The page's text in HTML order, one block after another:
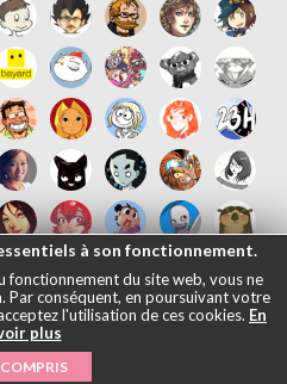
|Mentions légales
2026
à son fonctionnement.
fonctionnement du site web, vous ne
Par conséquent, en poursuivant votre
l'utilisation de ces cookies. En
plus